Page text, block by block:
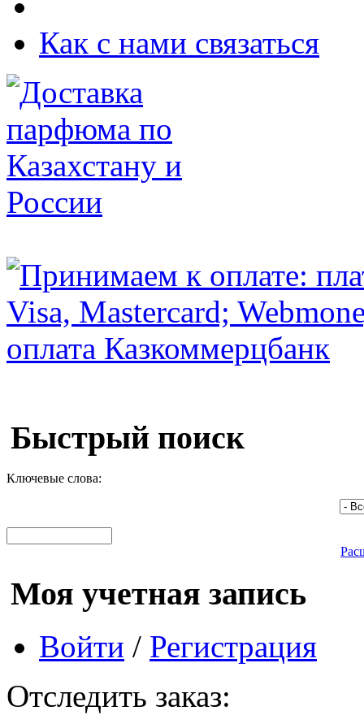
Как с нами связаться
Быстрый поиск
Ключевые слова:
Моя учетная запись
Войти / Регистрация
Отследить заказ: